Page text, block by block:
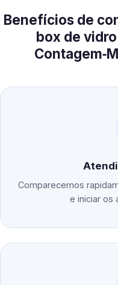
Benefícios de
box de
Comparecemos
e iniciar os